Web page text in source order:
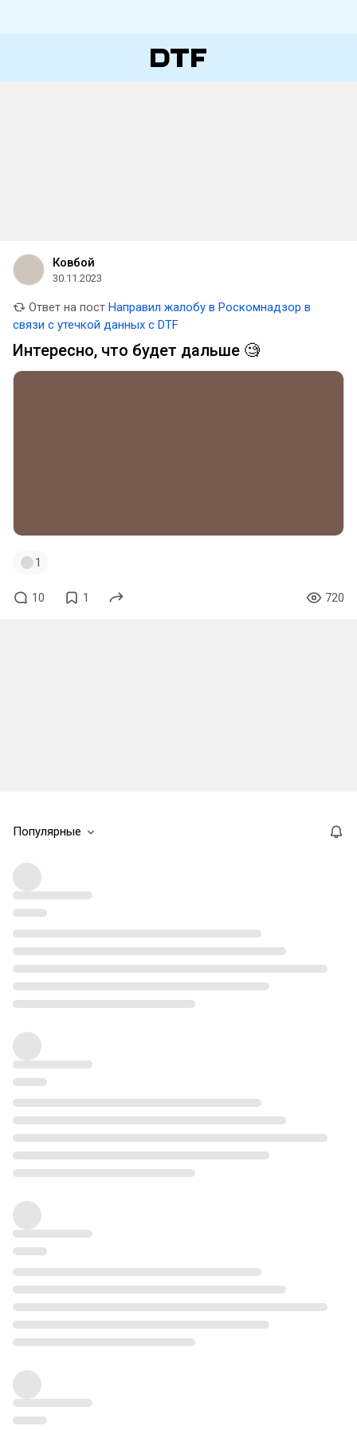
Ковбой
30.11.2023
Ответ на пост Направил жалобу в Роскомнадзор в
связи с утечкой данных с DTF
Интересно, что будет дальше 🧐
1
10 1 720
Популярные